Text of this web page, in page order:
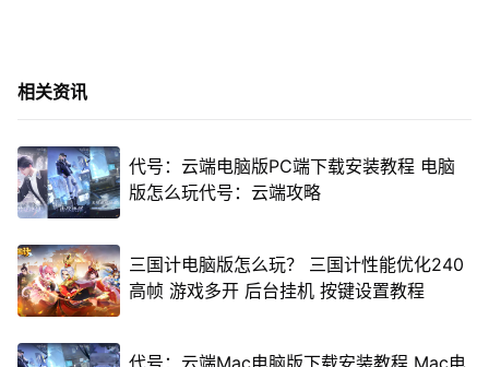
相关资讯
代号：云端电脑版PC端下载安装教程 电脑
版怎么玩代号：云端攻略
三国计电脑版怎么玩？ 三国计性能优化240
高帧 游戏多开 后台挂机 按键设置教程